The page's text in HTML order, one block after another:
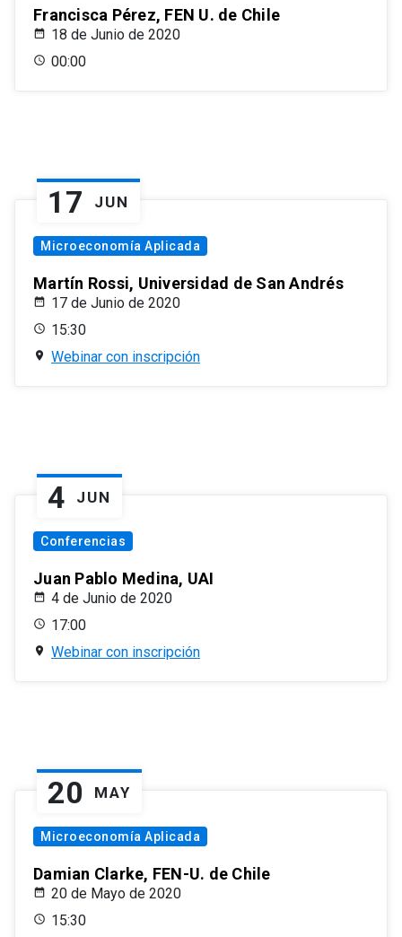
Francisca Pérez, FEN U. de Chile
18 de Junio de 2020
00:00
17 JUN
Microeconomía Aplicada
Martín Rossi, Universidad de San Andrés
17 de Junio de 2020
15:30
Webinar con inscripción
4 JUN
Conferencias
Juan Pablo Medina, UAI
4 de Junio de 2020
17:00
Webinar con inscripción
20 MAY
Microeconomía Aplicada
Damian Clarke, FEN-U. de Chile
20 de Mayo de 2020
15:30